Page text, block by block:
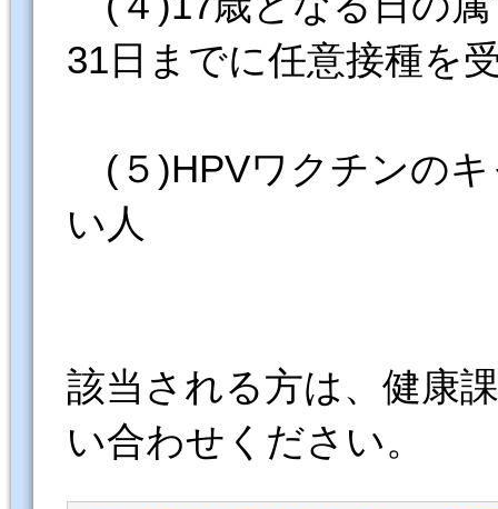
31日までに任意接種を
(５)HPVワクチンの
い人
該当される方は、健康
い合わせください。